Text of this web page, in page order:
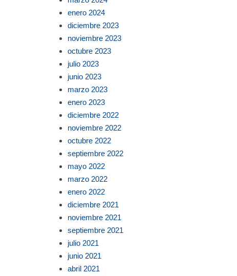
enero 2024
diciembre 2023
noviembre 2023
octubre 2023
julio 2023
junio 2023
marzo 2023
enero 2023
diciembre 2022
noviembre 2022
octubre 2022
septiembre 2022
mayo 2022
marzo 2022
enero 2022
diciembre 2021
noviembre 2021
septiembre 2021
julio 2021
junio 2021
abril 2021